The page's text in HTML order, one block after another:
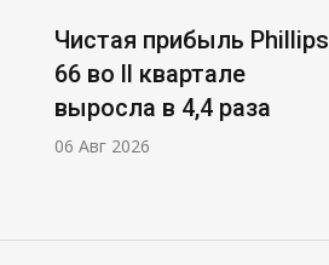
Чистая прибыль Phillips
66 во ll квартале
выросла в 4,4 раза
06 Авг 2026